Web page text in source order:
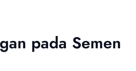
pada Semen